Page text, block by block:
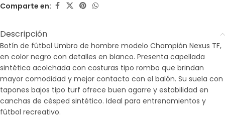
Comparte en:
Descripción
Botín de fútbol Umbro de hombre modelo Champión Nexus TF,
en color negro con detalles en blanco. Presenta capellada
sintética acolchada con costuras tipo rombo que brindan
mayor comodidad y mejor contacto con el balón. Su suela con
tapones bajos tipo turf ofrece buen agarre y estabilidad en
canchas de césped sintético. Ideal para entrenamientos y
fútbol recreativo.